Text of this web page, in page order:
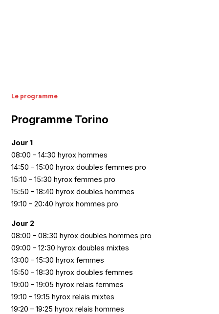
Le programme
Programme Torino
Jour 1
08:00 – 14:30 hyrox hommes
14:50 – 15:00 hyrox doubles femmes pro
15:10 – 15:30 hyrox femmes pro
15:50 – 18:40 hyrox doubles hommes
19:10 – 20:40 hyrox hommes pro
Jour 2
08:00 – 08:30 hyrox doubles hommes pro
09:00 – 12:30 hyrox doubles mixtes
13:00 – 15:30 hyrox femmes
15:50 – 18:30 hyrox doubles femmes
19:00 – 19:05 hyrox relais femmes
19:10 – 19:15 hyrox relais mixtes
19:20 – 19:25 hyrox relais hommes